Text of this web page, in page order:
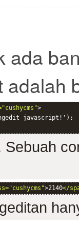
ada
adalah
>
javascript!');
>2140</